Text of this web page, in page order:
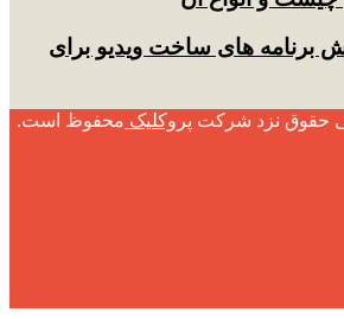
برنامه های ساخت ویدیو برای
پروکلیک محفوظ است.